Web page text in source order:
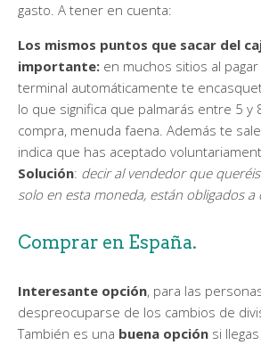
gasto. A tener en cuenta:
Los mismos puntos que sacar del
importante: en muchos sitios al
terminal automáticamente te
lo que significa que palmarás entre 5 y
compra, menuda faena. Además te
indica que has aceptado
Solución: decir al vendedor que
solo en esta moneda, están obligados a
Comprar en España.
Interesante opción, para las
despreocuparse de los cambios de
También es una buena opción si